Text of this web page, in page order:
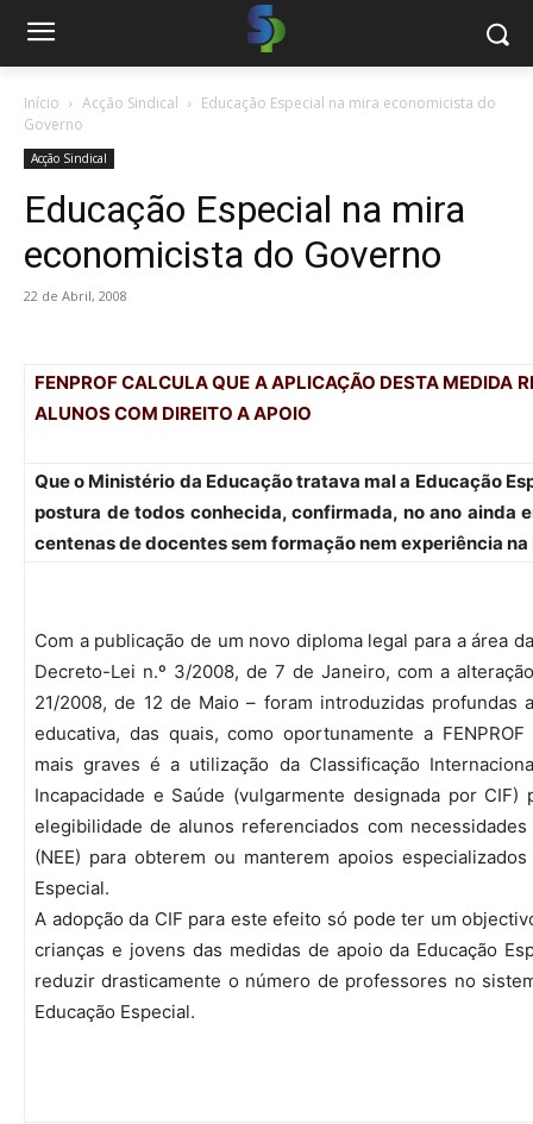
Início Acção Sindical
Educação Especial na mira economicista do
Governo
Acção Sindical
Educação Especial na mira
economicista do Governo
22 de Abril, 2008
FENPROF CALCULA QUE A APLICAÇÃO DESTA MEDIDA
ALUNOS COM DIREITO A APOIO
Que o Ministério da Educação tratava mal a Educação
postura de todos conhecida, confirmada, no ano ainda
centenas de docentes sem formação nem experiência na
Com a publicação de um novo diploma legal para a área
Decreto-Lei n.º 3/2008, de 7 de Janeiro, com a
21/2008, de 12 de Maio – foram introduzidas profundas
educativa, das quais, como oportunamente a
mais graves é a utilização da Classificação
Incapacidade e Saúde (vulgarmente designada por CIF)
elegibilidade de alunos referenciados com
(NEE) para obterem ou manterem apoios
Especial.
A adopção da CIF para este efeito só pode ter um
crianças e jovens das medidas de apoio da Educação
reduzir drasticamente o número de professores no
Educação Especial.